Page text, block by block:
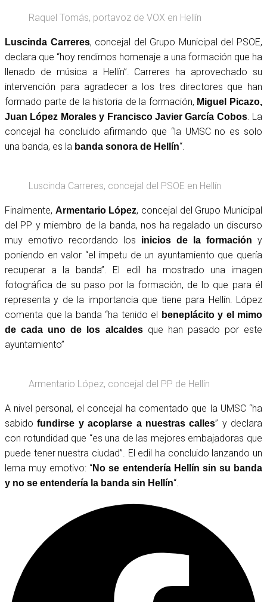
Raquel Tomás, portavoz de VOX en Hellín
Luscinda Carreres, concejal del Grupo Municipal del PSOE,
declara que “hoy rendimos homenaje a una formación que ha
llenado de música a Hellín”. Carreres ha aprovechado su
intervención para agradecer a los tres directores que han
formado parte de la historia de la formación, Miguel Picazo,
Juan López Morales y Francisco Javier García Cobos. La
concejal ha concluido afirmando que “la UMSC no es solo
una banda, es la banda sonora de Hellín“.
Luscinda Carreres, concejal del PSOE en Hellín
Finalmente, Armentario López, concejal del Grupo Municipal
del PP y miembro de la banda, nos ha regalado un discurso
muy emotivo recordando los
inicios de la formación y
poniendo en valor “el ímpetu de un ayuntamiento que quería
recuperar a la banda”. El edil ha mostrado una imagen
fotográfica de su paso por la formación, de lo que para él
representa y de la importancia que tiene para Hellín. López
comenta que la banda “ha tenido el beneplácito y el mimo
de cada uno de los alcaldesque han pasado por este
ayuntamiento”
Armentario López, concejal del PP de Hellín
A nivel personal, el concejal ha comentado que la UMSC “ha
sabidofundirse y acoplarse a nuestras calles” y declara
con rotundidad que “es una de las mejores embajadoras que
puede tener nuestra ciudad”. El edil ha concluido lanzando un
lema muy emotivo: “No se entendería Hellín sin su banda
y no se entendería la banda sin Hellín“.